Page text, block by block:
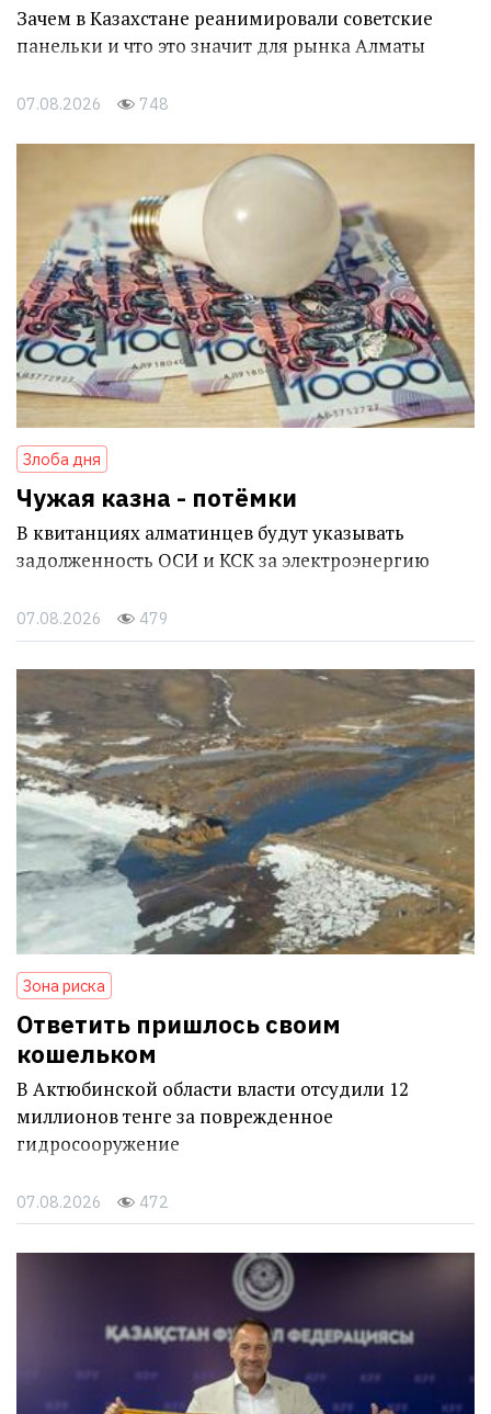
Зачем в Казахстане реанимировали советские
панельки и что это значит для рынка Алматы
07.08.2026 748
Злоба дня
Чужая казна - потёмки
В квитанциях алматинцев будут указывать
задолженность ОСИ и КСК за электроэнергию
07.08.2026 479
Зона риска
Ответить пришлось своим
кошельком
В Актюбинской области власти отсудили 12
миллионов тенге за поврежденное
гидросооружение
07.08.2026 472